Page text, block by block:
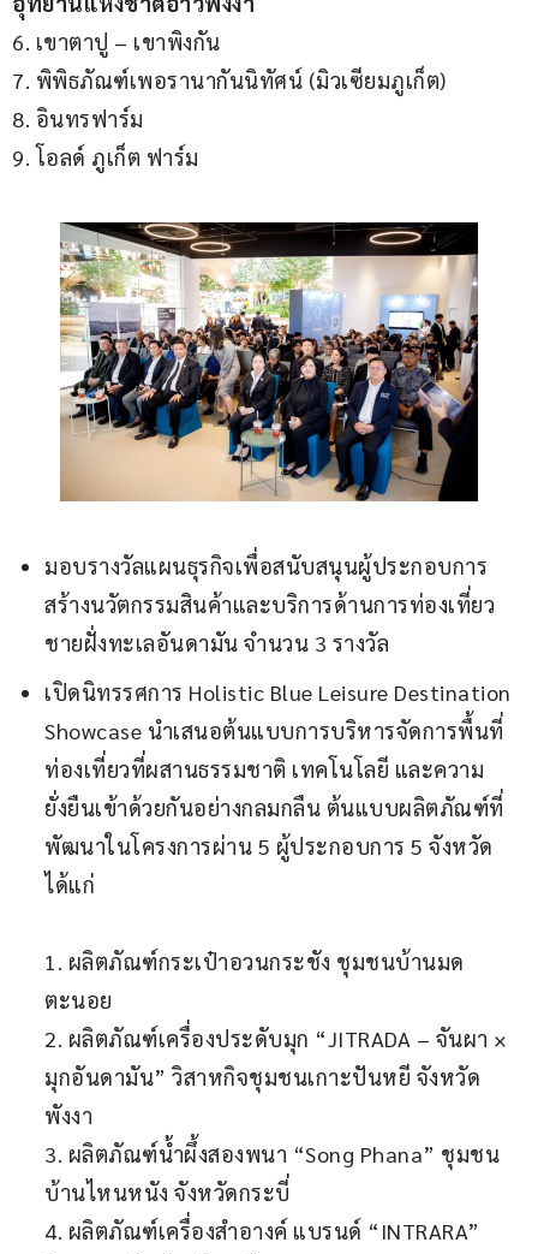
6. เขาตาปู – เขาพิงกัน
7. พิพิธภัณฑ์เพอรานากันนิทัศน์ (มิวเซียมภูเก็ต)
8. อินทรฟาร์ม
9. โอลด์ ภูเก็ต ฟาร์ม
มอบรางวัลแผนธุรกิจเพื่อสนับสนุนผู้ประกอบการ
สร้างนวัตกรรมสินค้าและบริการด้านการท่องเที่ยว
ชายฝั่งทะเลอันดามัน จำนวน 3 รางวัล
เปิดนิทรรศการ Holistic Blue Leisure Destination
Showcase นำเสนอต้นแบบการบริหารจัดการพื้นที่
ท่องเที่ยวที่ผสานธรรมชาติ เทคโนโลยี และความ
ยั่งยืนเข้าด้วยกันอย่างกลมกลืน ต้นแบบผลิตภัณฑ์ที่
พัฒนาในโครงการผ่าน 5 ผู้ประกอบการ 5 จังหวัด
ได้แก่
1. ผลิตภัณฑ์กระเป๋าอวนกระชัง ชุมชนบ้านมด
ตะนอย
2. ผลิตภัณฑ์เครื่องประดับมุก “JITRADA – จันผา ×
มุกอันดามัน” วิสาหกิจชุมชนเกาะปันหยี จังหวัด
พังงา
3. ผลิตภัณฑ์น้ำผึ้งสองพนา “Song Phana” ชุมชน
บ้านไหนหนัง จังหวัดกระบี่
4. ผลิตภัณฑ์เครื่องสำอางค์ แบรนด์ “INTRARA”